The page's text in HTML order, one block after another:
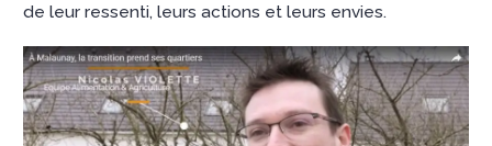
de leur ressenti, leurs actions et leurs envies.